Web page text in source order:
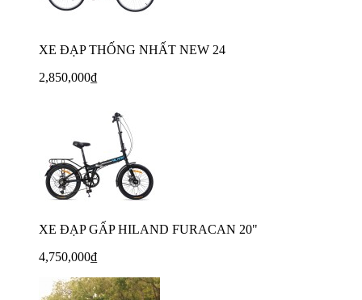
XE ĐẠP THỐNG NHẤT NEW 24
2,850,000₫
XE ĐẠP GẤP HILAND FURACAN 20"
4,750,000₫